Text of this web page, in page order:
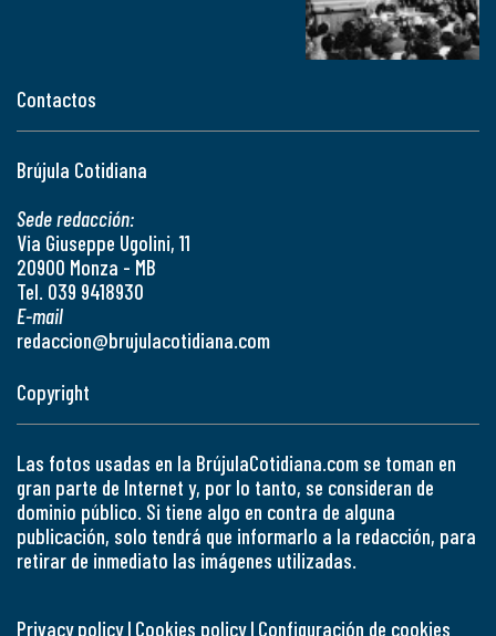
Contactos
Brújula Cotidiana
Sede redacción:
Via Giuseppe Ugolini, 11
20900 Monza - MB
Tel. 039 9418930
E-mail
redaccion@brujulacotidiana.com
Copyright
Las fotos usadas en la BrújulaCotidiana.com se toman en
gran parte de Internet y, por lo tanto, se consideran de
dominio público. Si tiene algo en contra de alguna
publicación, solo tendrá que informarlo a la redacción, para
retirar de inmediato las imágenes utilizadas.
Privacy policy| Cookies policy| Configuración de cookies